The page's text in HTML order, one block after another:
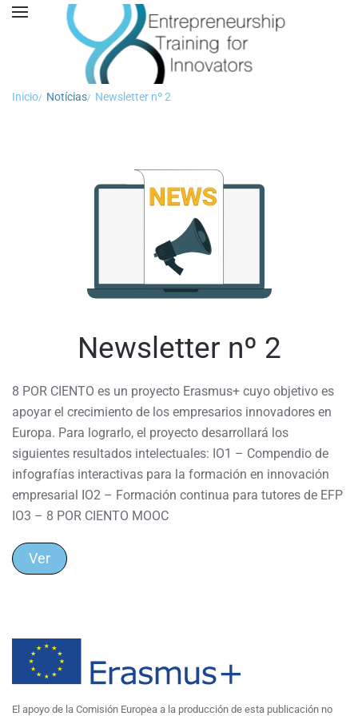
Inicio Notícias Newsletter nº 2
Newsletter nº 2
8 POR CIENTO es un proyecto Erasmus+ cuyo objetivo es
apoyar el crecimiento de los empresarios innovadores en
Europa. Para lograrlo, el proyecto desarrollará los
siguientes resultados intelectuales: IO1 – Compendio de
infografías interactivas para la formación en innovación
empresarial IO2 – Formación continua para tutores de EFP
IO3 – 8 POR CIENTO MOOC
Ver
El apoyo de la Comisión Europea a la producción de esta publicación no